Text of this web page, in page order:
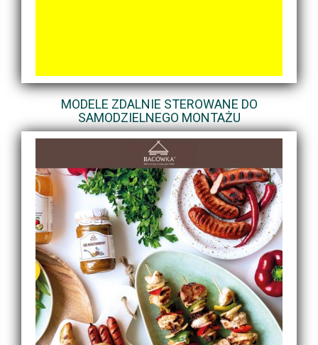
MODELE ZDALNIE STEROWANE DO
SAMODZIELNEGO MONTAŻU